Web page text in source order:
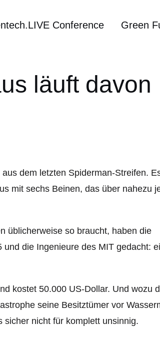
Conference Green
läuft davon
dem letzten Spiderman-Streifen.
mit sechs Beinen, das über nahezu
üblicherweise so braucht, haben die
die Ingenieure des MIT gedacht:
kostet 50.000 US-Dollar. Und wozu
seine Besitztümer vor
sicher nicht für komplett unsinnig.